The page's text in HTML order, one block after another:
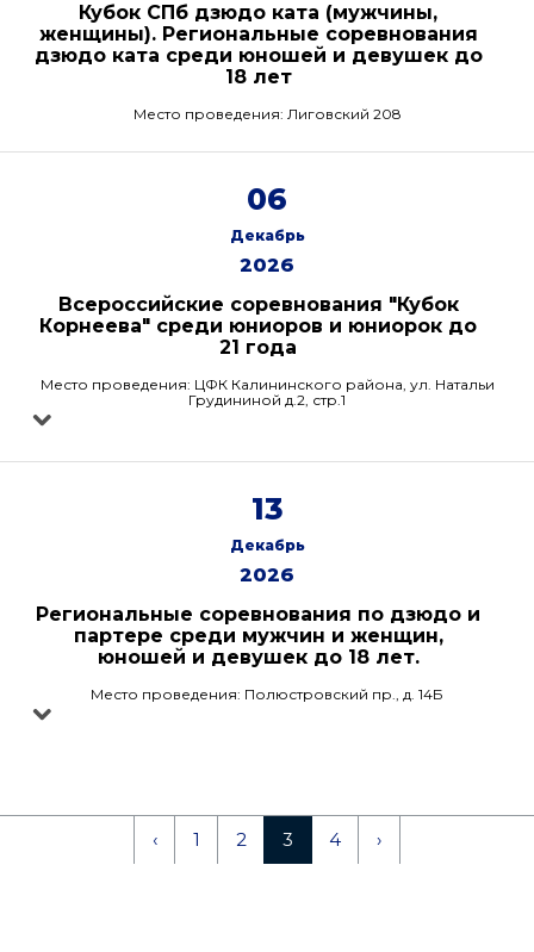
Кубок СПб дзюдо ката (мужчины,
женщины). Региональные соревнования
дзюдо ката среди юношей и девушек до
18 лет
Место проведения: Лиговский 208
06
Декабрь
2026
Всероссийские соревнования "Кубок
Корнеева" среди юниоров и юниорок до
21 года
Место проведения: ЦФК Калининского района, ул. Натальи
Грудининой д.2, стр.1
13
Декабрь
2026
Региональные соревнования по дзюдо и
партере среди мужчин и женщин,
юношей и девушек до 18 лет.
Место проведения: Полюстровский пр., д. 14Б
‹ 1 2 3 4 ›